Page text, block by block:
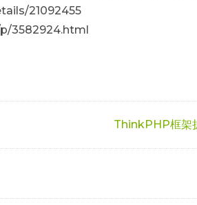
21092455
3582924.html
ThinkPHP框架